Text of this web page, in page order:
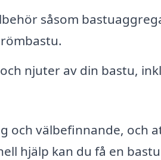
såsom
njuter av din bastu,
och välbefinnande, och
hjälp kan du få en